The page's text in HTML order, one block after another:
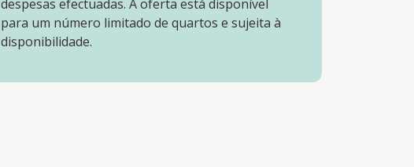
despesas efectuadas. A oferta está disponível
para um número limitado de quartos e sujeita à
disponibilidade.